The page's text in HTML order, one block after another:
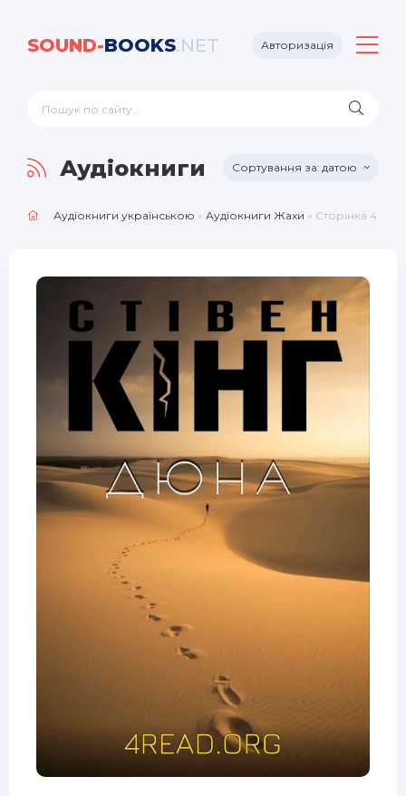
SOUND-BOOKS.NET Авторизація
Аудіокниги Жахи датою
Аудіокниги українською » Аудіокниги Жахи » Сторінка 4